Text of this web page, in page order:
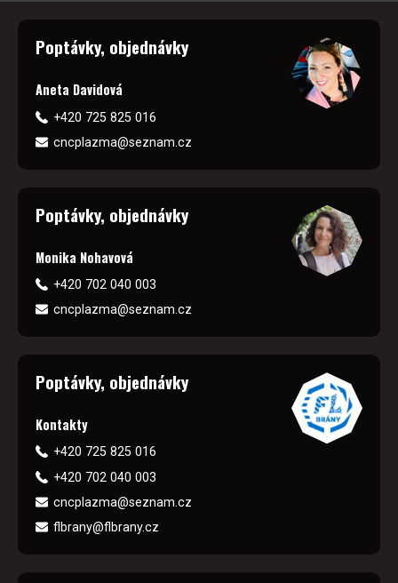
Poptávky, objednávky
Aneta Davidová
+420 725 825 016
cncplazma@seznam.cz
Poptávky, objednávky
Monika Nohavová
+420 702 040 003
cncplazma@seznam.cz
Poptávky, objednávky
Kontakty
+420 725 825 016
+420 702 040 003
cncplazma@seznam.cz
flbrany@flbrany.cz